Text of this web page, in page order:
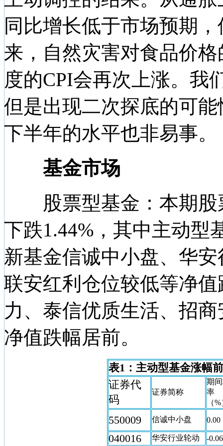
同比增长低于市场预期
来，自然灾害对食品价
度的CPI会再次上涨。我
但是出现二次探底的可
下半年的水平也非易事。
基金市场
股票型基金：本期股
下跌1.44%，其中主动型
新基金信诚中小盘、华
联安红利仓位较低等净
力、泰信优质生活、招
净值跌幅居前。
表1：主动型基金涨幅
证券代
码
证券简称
期
率
（
550009 信诚中小盘 0.00
040016 华安行业轮动 -0.06